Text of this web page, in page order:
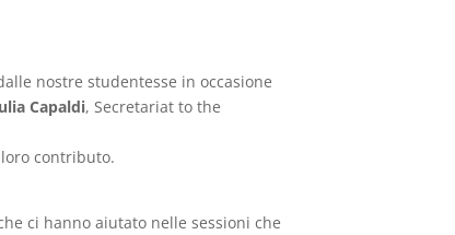
nostre studentesse in occasione
Capaldi, Secretariat to the
contributo.
ci hanno aiutato nelle sessioni che